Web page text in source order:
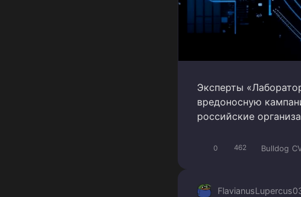
Эксперты
вредоносную
российские
0 462 Bulldog
FlavianusLupercus